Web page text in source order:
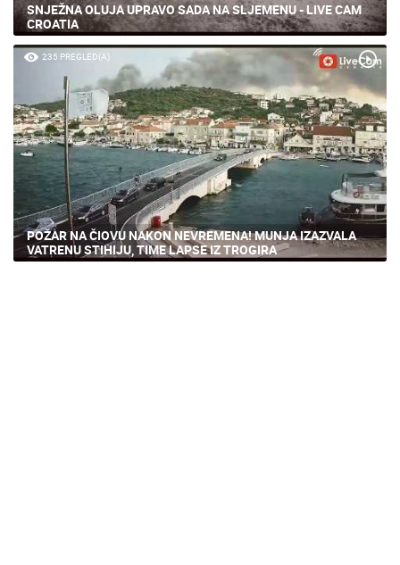
SNJEŽNA OLUJA UPRAVO SADA NA SLJEMENU - LIVE CAM
CROATIA
235 PREGLED(A)
POŽAR NA ČIOVU NAKON NEVREMENA! MUNJA IZAZVALA
VATRENU STIHIJU, TIME LAPSE IZ TROGIRA